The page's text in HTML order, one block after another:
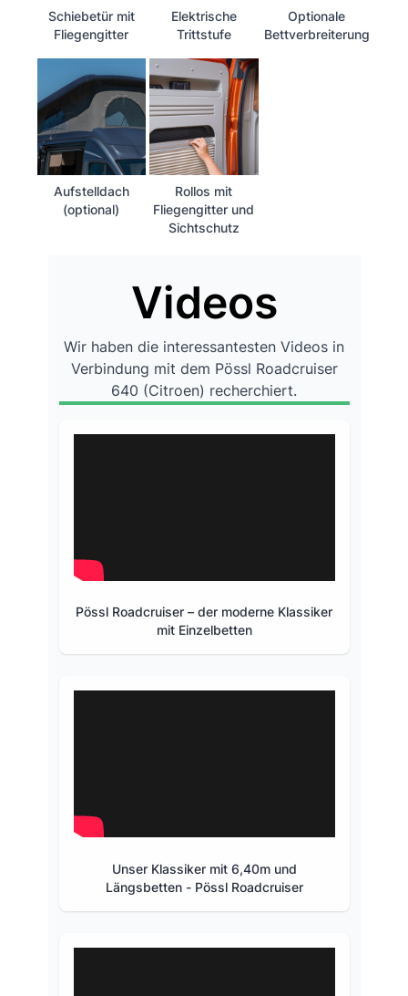
Schiebetür mit
Fliegengitter
Elektrische
Trittstufe
Optionale
Bettverbreiterung
Aufstelldach
(optional)
Rollos mit
Fliegengitter und
Sichtschutz
Videos
Wir haben die interessantesten Videos in
Verbindung mit dem Pössl Roadcruiser
640 (Citroen) recherchiert.
Pössl Roadcruiser – der moderne Klassiker
mit Einzelbetten
Unser Klassiker mit 6,40m und
Längsbetten - Pössl Roadcruiser